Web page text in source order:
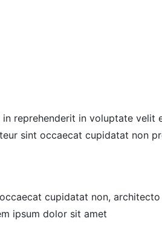
reprehenderit in voluptate velit
sint occaecat cupidatat non
cupidatat non,
ipsum dolor sit amet